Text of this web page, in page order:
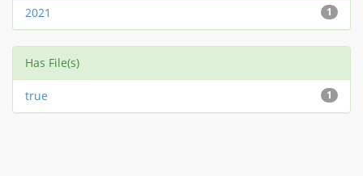
1
2021
Has File(s)
1
true